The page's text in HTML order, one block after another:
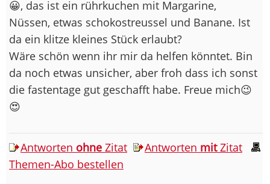
😀, das ist ein rührkuchen mit Margarine,
Nüssen, etwas schokostreussel und Banane. Ist
da ein klitze kleines Stück erlaubt?
Wäre schön wenn ihr mir da helfen könntet. Bin
da noch etwas unsicher, aber froh dass ich sonst
die fastentage gut geschafft habe. Freue mich😉
😍
Antworten ohne Zitat Antworten mitZitat
Themen-Abo bestellen